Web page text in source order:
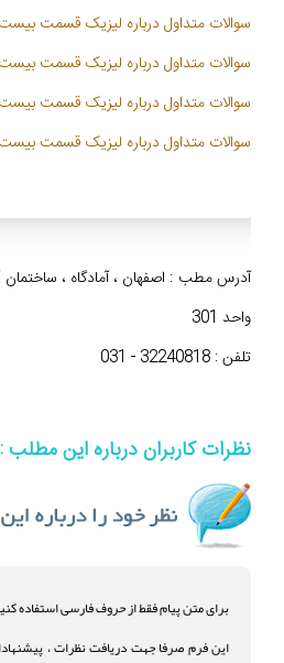
سوالات متداول درباره لیزیک قسمت
سوالات متداول درباره لیزیک قسمت
سوالات متداول درباره لیزیک قسمت
سوالات متداول درباره لیزیک قسمت
واحد 301
تلفن : 32240818 - 031
نظرات کاربران درباره این مطلب :
برای متن پیام فقط از حروف فارسی استفاده
این فرم صرفا جهت دریافت نظرات ،